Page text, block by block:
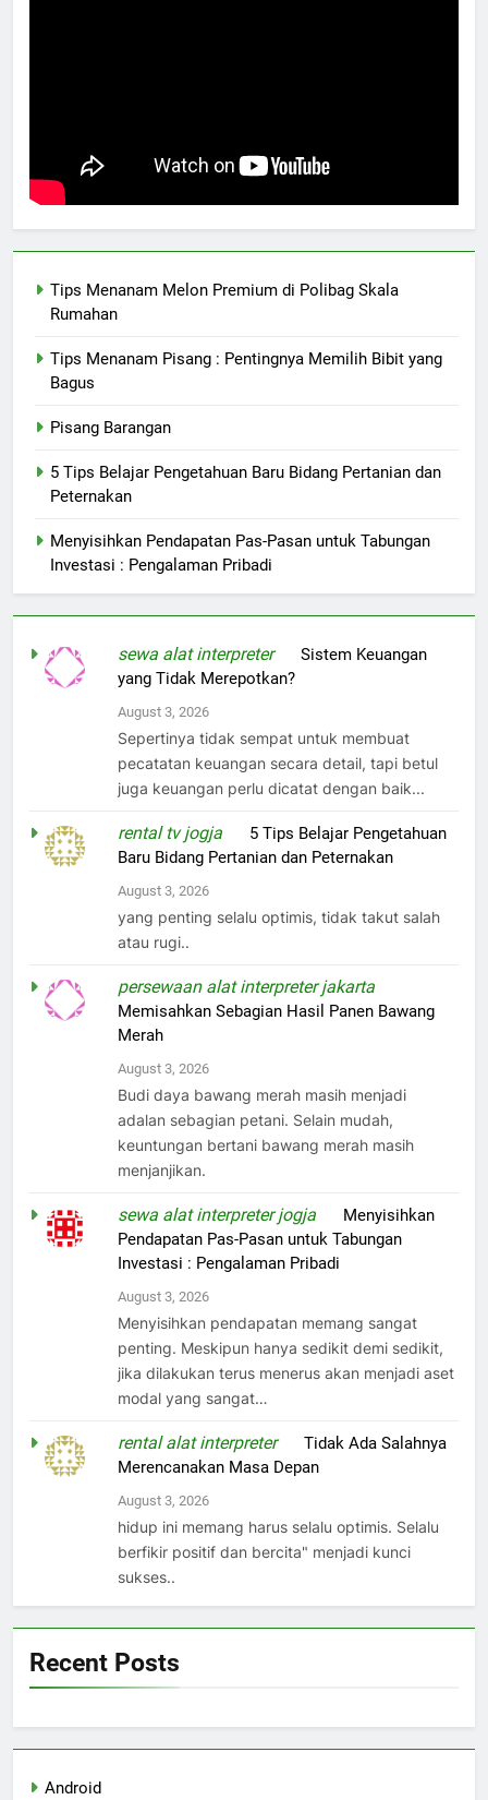
Tips Menanam Melon Premium di Polibag Skala
Rumahan
Tips Menanam Pisang : Pentingnya Memilih Bibit yang
Bagus
Pisang Barangan
5 Tips Belajar Pengetahuan Baru Bidang Pertanian dan
Peternakan
Menyisihkan Pendapatan Pas-Pasan untuk Tabungan
Investasi : Pengalaman Pribadi
sewa alat interpreteronSistem Keuangan
yang Tidak Merepotkan?
August 3, 2026
Sepertinya tidak sempat untuk membuat
pecatatan keuangan secara detail, tapi betul
juga keuangan perlu dicatat dengan baik...
rental tv jogja
5 Tips Belajar Pengetahuan
Baru Bidang Pertanian dan Peternakan
August 3, 2026
yang penting selalu optimis, tidak takut salah
atau rugi..
persewaan alat interpreter jakarta
Memisahkan Sebagian Hasil Panen Bawang
Merah
August 3, 2026
Budi daya bawang merah masih menjadi
adalan sebagian petani. Selain mudah,
keuntungan bertani bawang merah masih
menjanjikan.
sewa alat interpreter jogja
Menyisihkan
Pendapatan Pas-Pasan untuk Tabungan
Investasi : Pengalaman Pribadi
August 3, 2026
Menyisihkan pendapatan memang sangat
penting. Meskipun hanya sedikit demi sedikit,
jika dilakukan terus menerus akan menjadi aset
modal yang sangat…
rental alat interpreteronTidak Ada Salahnya
Merencanakan Masa Depan
August 3, 2026
hidup ini memang harus selalu optimis. Selalu
berfikir positif dan bercita" menjadi kunci
sukses..
Recent Posts
Android